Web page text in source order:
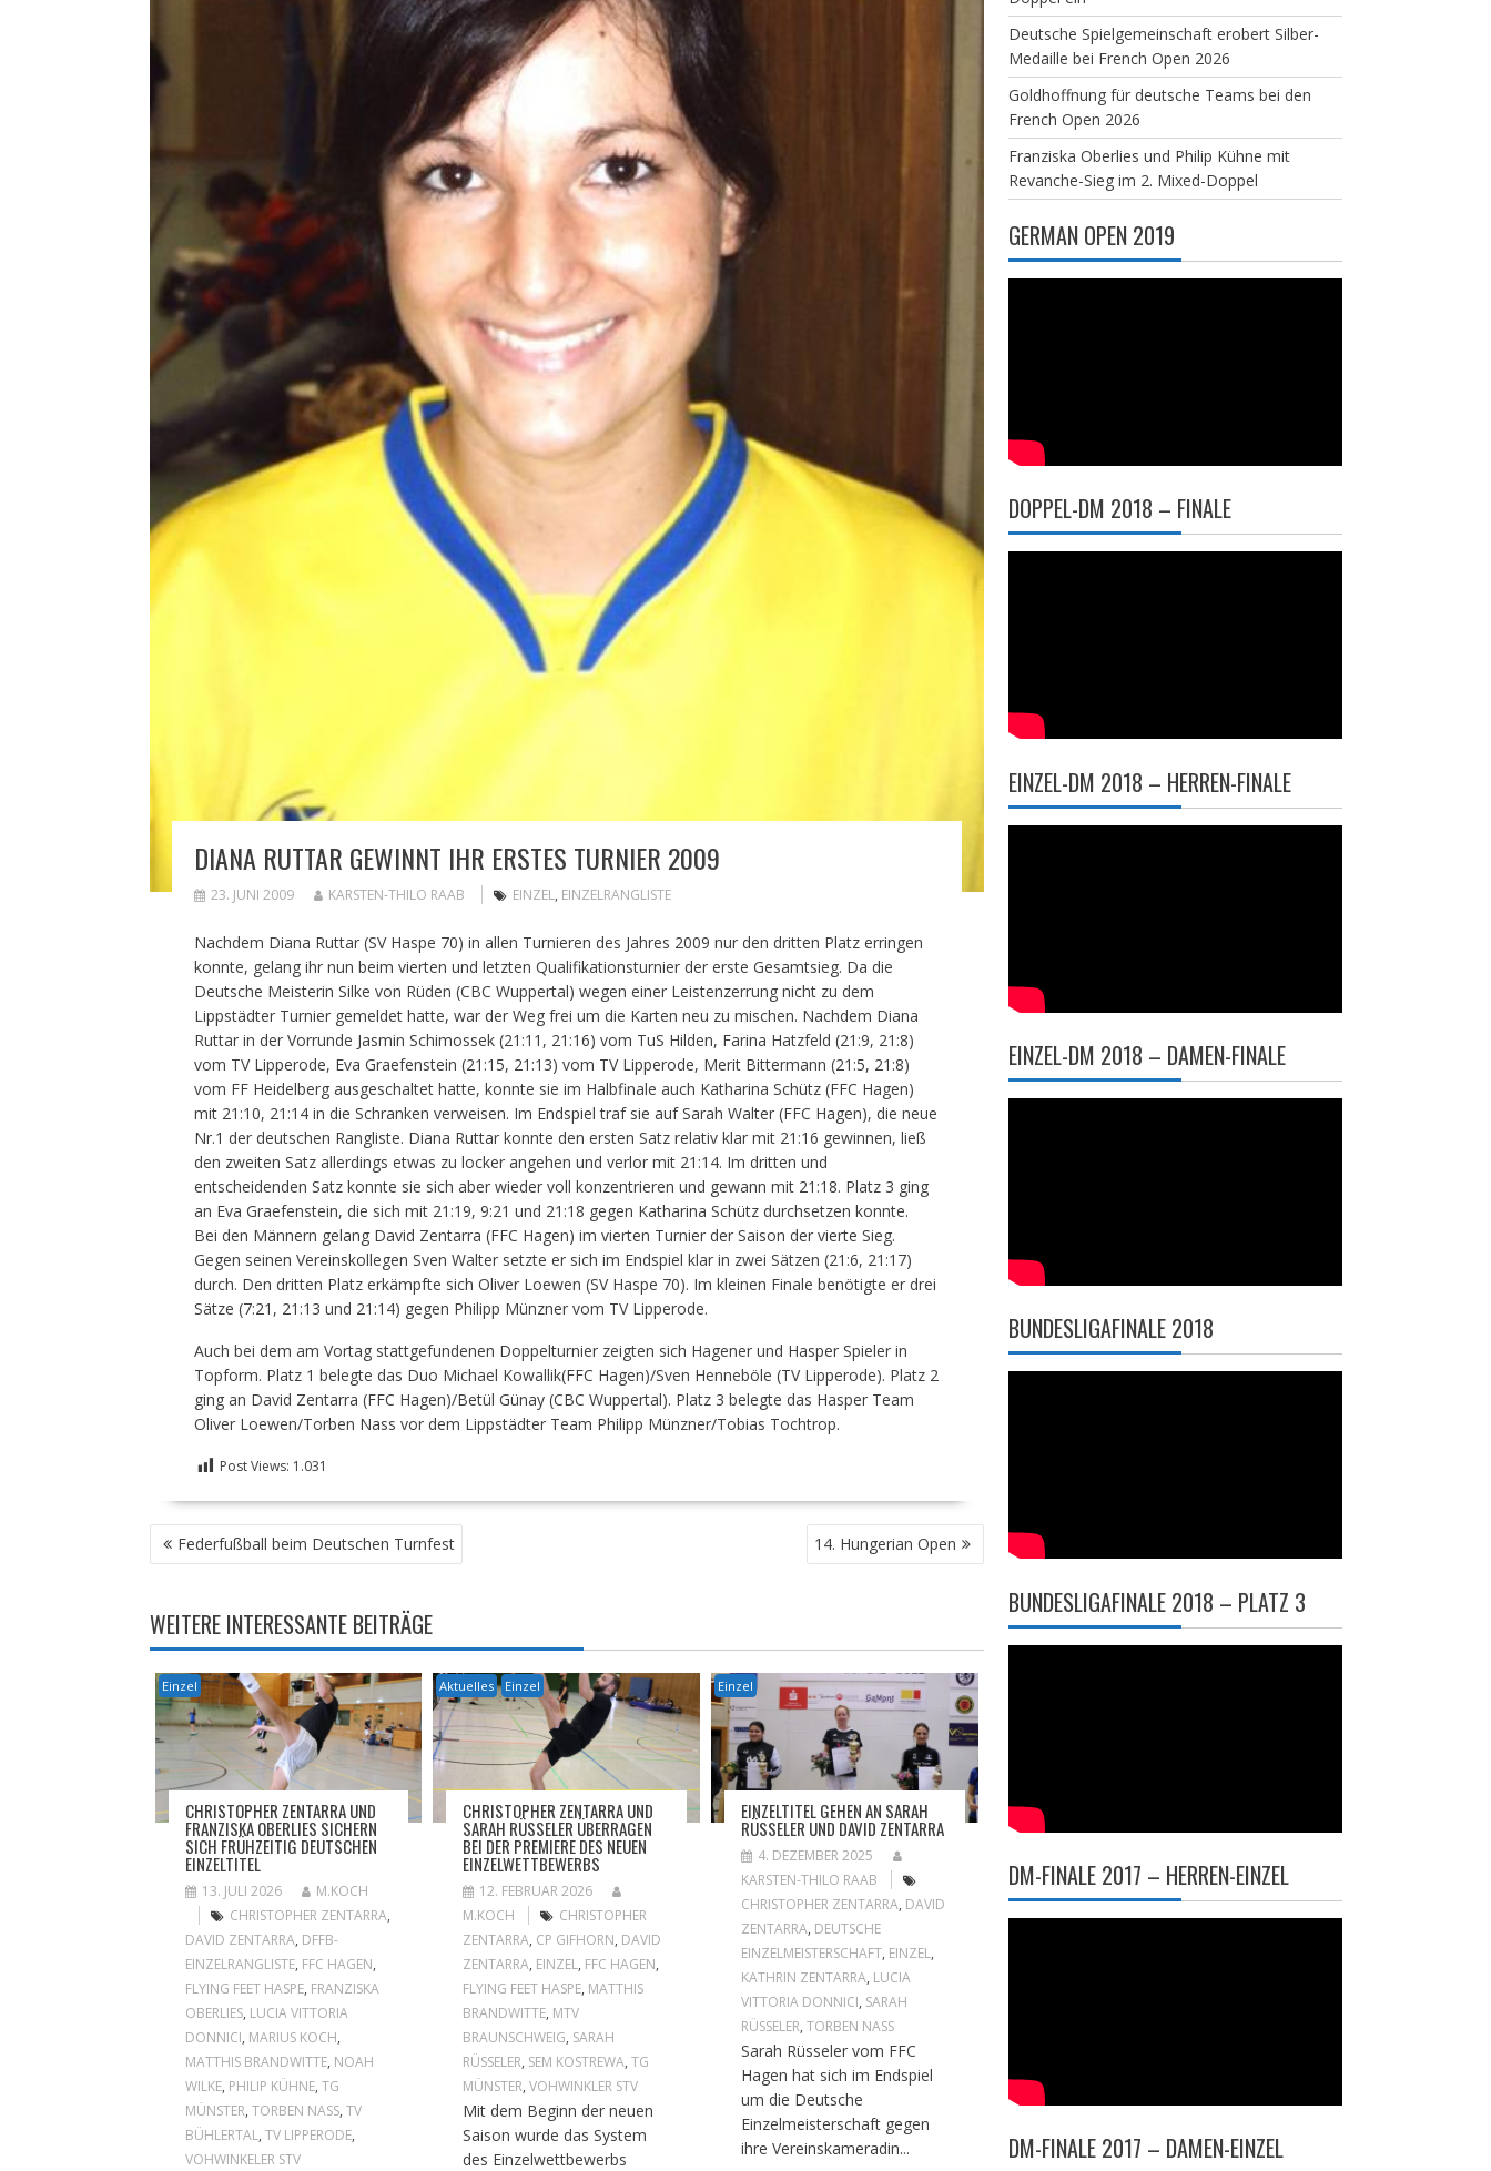
DIANA RUTTAR GEWINNT IHR ERSTES TURNIER 2009
23. JUNI 2009 KARSTEN-THILO RAAB EINZEL, EINZELRANGLISTE
Nachdem Diana Ruttar (SV Haspe 70) in allen Turnieren des Jahres 2009 nur den dritten Platz erringen
konnte, gelang ihr nun beim vierten und letzten Qualifikationsturnier der erste Gesamtsieg. Da die
Deutsche Meisterin Silke von Rüden (CBC Wuppertal) wegen einer Leistenzerrung nicht zu dem
Lippstädter Turnier gemeldet hatte, war der Weg frei um die Karten neu zu mischen. Nachdem Diana
Ruttar in der Vorrunde Jasmin Schimossek (21:11, 21:16) vom TuS Hilden, Farina Hatzfeld (21:9, 21:8)
vom TV Lipperode, Eva Graefenstein (21:15, 21:13) vom TV Lipperode, Merit Bittermann (21:5, 21:8)
vom FF Heidelberg ausgeschaltet hatte, konnte sie im Halbfinale auch Katharina Schütz (FFC Hagen)
mit 21:10, 21:14 in die Schranken verweisen. Im Endspiel traf sie auf Sarah Walter (FFC Hagen), die neue
Nr.1 der deutschen Rangliste. Diana Ruttar konnte den ersten Satz relativ klar mit 21:16 gewinnen, ließ
den zweiten Satz allerdings etwas zu locker angehen und verlor mit 21:14. Im dritten und
entscheidenden Satz konnte sie sich aber wieder voll konzentrieren und gewann mit 21:18. Platz 3 ging
an Eva Graefenstein, die sich mit 21:19, 9:21 und 21:18 gegen Katharina Schütz durchsetzen konnte.
Bei den Männern gelang David Zentarra (FFC Hagen) im vierten Turnier der Saison der vierte Sieg.
Gegen seinen Vereinskollegen Sven Walter setzte er sich im Endspiel klar in zwei Sätzen (21:6, 21:17)
durch. Den dritten Platz erkämpfte sich Oliver Loewen (SV Haspe 70). Im kleinen Finale benötigte er drei
Sätze (7:21, 21:13 und 21:14) gegen Philipp Münzner vom TV Lipperode.
Auch bei dem am Vortag stattgefundenen Doppelturnier zeigten sich Hagener und Hasper Spieler in
Topform. Platz 1 belegte das Duo Michael Kowallik(FFC Hagen)/Sven Henneböle (TV Lipperode). Platz 2
ging an David Zentarra (FFC Hagen)/Betül Günay (CBC Wuppertal). Platz 3 belegte das Hasper Team
Oliver Loewen/Torben Nass vor dem Lippstädter Team Philipp Münzner/Tobias Tochtrop.
Post Views: 1.031
BEITRAGSNAVIGATION
Federfußball beim Deutschen Turnfest 14. Hungerian Open
WEITERE INTERESSANTE BEITRÄGE
Einzel
CHRISTOPHER ZENTARRA UND
FRANZISKA OBERLIES SICHERN
SICH FRÜHZEITIG DEUTSCHEN
EINZELTITEL
13. JULI 2026
M.KOCH
CHRISTOPHER ZENTARRA,
DAVID ZENTARRA, DFFB-
EINZELRANGLISTE, FFC HAGEN,
FLYING FEET HASPE, FRANZISKA
OBERLIES, LUCIA VITTORIA
DONNICI, MARIUS KOCH,
MATTHIS BRANDWITTE, NOAH
WILKE, PHILIP KÜHNE, TG
MÜNSTER, TORBEN NASS, TV
BÜHLERTAL, TV LIPPERODE,
VOHWINKELER STV
Aktuelles Einzel
CHRISTOPHER ZENTARRA UND
SARAH RÜSSELER ÜBERRAGEN
BEI DER PREMIERE DES NEUEN
EINZELWETTBEWERBS
12. FEBRUAR 2026
M.KOCH
CHRISTOPHER
ZENTARRA, CP GIFHORN, DAVID
ZENTARRA, EINZEL, FFC HAGEN,
FLYING FEET HASPE, MATTHIS
BRANDWITTE, MTV
BRAUNSCHWEIG, SARAH
RÜSSELER, SEM KOSTREWA,TG
MÜNSTER,VOHWINKLER STV
Mit dem Beginn der neuen
Saison wurde das System
des Einzelwettbewerbs
Einzel
EINZELTITEL GEHEN AN SARAH
RÜSSELER UND DAVID ZENTARRA
4. DEZEMBER 2025
KARSTEN-THILO RAAB
CHRISTOPHER ZENTARRA, DAVID
ZENTARRA, DEUTSCHE
EINZELMEISTERSCHAFT, EINZEL,
KATHRIN ZENTARRA, LUCIA
VITTORIA DONNICI, SARAH
RÜSSELER,TORBEN NASS
Sarah Rüsseler vom FFC
Hagen hat sich im Endspiel
um die Deutsche
Einzelmeisterschaft gegen
ihre Vereinskameradin...
Deutsche Spielgemeinschaft erobert Silber-
Medaille bei French Open 2026
Goldhoffnung für deutsche Teams bei den
French Open 2026
Franziska Oberlies und Philip Kühne mit
Revanche-Sieg im 2. Mixed-Doppel
GERMAN OPEN 2019
DOPPEL-DM 2018 – FINALE
EINZEL-DM 2018 – HERREN-FINALE
EINZEL-DM 2018 – DAMEN-FINALE
BUNDESLIGAFINALE 2018
BUNDESLIGAFINALE 2018 – PLATZ 3
DM-FINALE 2017 – HERREN-EINZEL
DM-FINALE 2017 – DAMEN-EINZEL